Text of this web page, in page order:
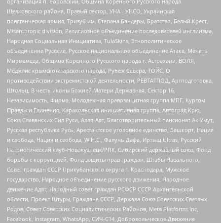
Щелковского района, Правый сектор, УНА - УНСО, Украинская
повстанческая армия, Тризуб им. Степана Бандеры, Братство, Белый Крест,
Misanthropic division, Религиозное объединение последователей инглиизма,
Народная Социальная Инициатива, TulaSkins, Этнополитическое
объединение Русские, Русское национальное объединение Атака, Мечеть
Мирмамеда, Община Коренного Русского народа г. Астрахани, ВОЛЯ,
Меджлис крымскотатарского народа, Рубеж Севера, ТОЙС, О
противодействии экстремистской деятельности, РЕВТАТПОД, Артподготовка,
Штольц, В честь иконы Божией Матери Державная, Сектор 16,
Независимость, Фирма, Молодежная правозащитная группа МПГ, Курсом
Правды и Единения, Каракольская инициативная группа, Автоград Крю,
Союз Славянских Сил Руси, Алля-Аят, Благотворительный пансионат Ак Умут,
Русская республика Русь, Арестантское уголовное единство, Башкорт, Нация
и свобода, Нация и свобода, W.H.С., Фалунь Дафа, Иртыш Ultras, Русский
Патриотический клуб-Новокузнецк/РПК, Сибирский державный союз, Фонд
борьбы с коррупцией, Фонд защиты прав граждан, Штабы Навального,
Совет граждан СССР Прикубанского округа г. Краснодара, Мужское
государство, Народное объединение русского движения, Народное
движение Адат, Народный совет граждан РСФСР СССР Архангельской
области, Проект Штурм, Граждане СССР, Держава Союз Советских Светлых
Родов, Совет Советских Социалистических Районов, Meta Platforms Inc,
Facebook, Instagram, WhatsApp, СИЧ-С14, Добровольческое Движение